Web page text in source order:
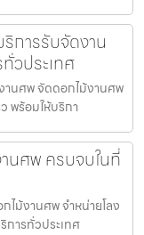
การรับจัดงาน
วประเทศ
านศพ จัดดอกไม้งานศพ
พร้อมให้บริกา
นศพ ครบจบในที่
ม้งานศพ จำหน่ายโลง
การทั่วประเทศ